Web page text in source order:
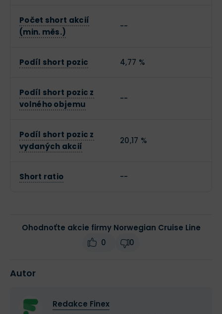
Počet short akcií
(min. měs.)
--
Podíl short pozic 4,77 %
Podíl short pozic z
volného objemu
--
Podíl short pozic z
vydaných akcií
20,17 %
Short ratio --
Ohodnoťte akcie firmy Norwegian Cruise Line
0
0
Autor
Redakce Finex